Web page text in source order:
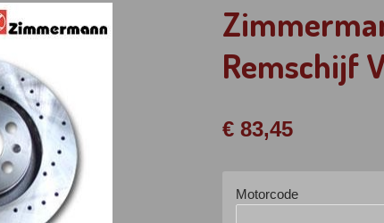
Remschijf
€ 83,45
Motorcode